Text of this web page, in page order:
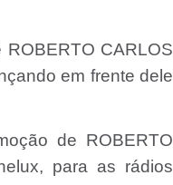
CARLOS
em frente dele
de ROBERTO
para as rádios